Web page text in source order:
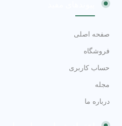
صفحه اصلی
فروشگاه
حساب کاربری
مجله
درباره ما